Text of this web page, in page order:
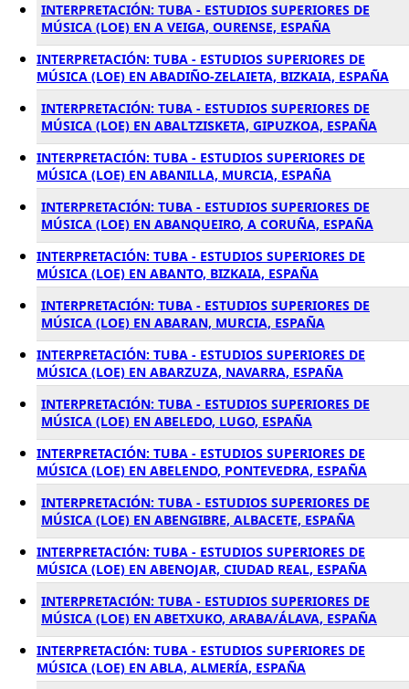
INTERPRETACIÓN: TUBA - ESTUDIOS SUPERIORES DE
MÚSICA (LOE) EN A VEIGA, OURENSE, ESPAÑA
INTERPRETACIÓN: TUBA - ESTUDIOS SUPERIORES DE
MÚSICA (LOE) EN ABADIÑO-ZELAIETA, BIZKAIA, ESPAÑA
INTERPRETACIÓN: TUBA - ESTUDIOS SUPERIORES DE
MÚSICA (LOE) EN ABALTZISKETA, GIPUZKOA, ESPAÑA
INTERPRETACIÓN: TUBA - ESTUDIOS SUPERIORES DE
MÚSICA (LOE) EN ABANILLA, MURCIA, ESPAÑA
INTERPRETACIÓN: TUBA - ESTUDIOS SUPERIORES DE
MÚSICA (LOE) EN ABANQUEIRO, A CORUÑA, ESPAÑA
INTERPRETACIÓN: TUBA - ESTUDIOS SUPERIORES DE
MÚSICA (LOE) EN ABANTO, BIZKAIA, ESPAÑA
INTERPRETACIÓN: TUBA - ESTUDIOS SUPERIORES DE
MÚSICA (LOE) EN ABARAN, MURCIA, ESPAÑA
INTERPRETACIÓN: TUBA - ESTUDIOS SUPERIORES DE
MÚSICA (LOE) EN ABARZUZA, NAVARRA, ESPAÑA
INTERPRETACIÓN: TUBA - ESTUDIOS SUPERIORES DE
MÚSICA (LOE) EN ABELEDO, LUGO, ESPAÑA
INTERPRETACIÓN: TUBA - ESTUDIOS SUPERIORES DE
MÚSICA (LOE) EN ABELENDO, PONTEVEDRA, ESPAÑA
INTERPRETACIÓN: TUBA - ESTUDIOS SUPERIORES DE
MÚSICA (LOE) EN ABENGIBRE, ALBACETE, ESPAÑA
INTERPRETACIÓN: TUBA - ESTUDIOS SUPERIORES DE
MÚSICA (LOE) EN ABENOJAR, CIUDAD REAL, ESPAÑA
INTERPRETACIÓN: TUBA - ESTUDIOS SUPERIORES DE
MÚSICA (LOE) EN ABETXUKO, ARABA/ÁLAVA, ESPAÑA
INTERPRETACIÓN: TUBA - ESTUDIOS SUPERIORES DE
MÚSICA (LOE) EN ABLA, ALMERÍA, ESPAÑA